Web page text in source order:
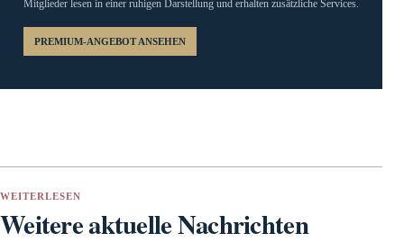
Mitglieder lesen in einer ruhigen Darstellung und erhalten zusätzliche Services.
PREMIUM-ANGEBOT ANSEHEN
WEITERLESEN
Weitere aktuelle Nachrichten